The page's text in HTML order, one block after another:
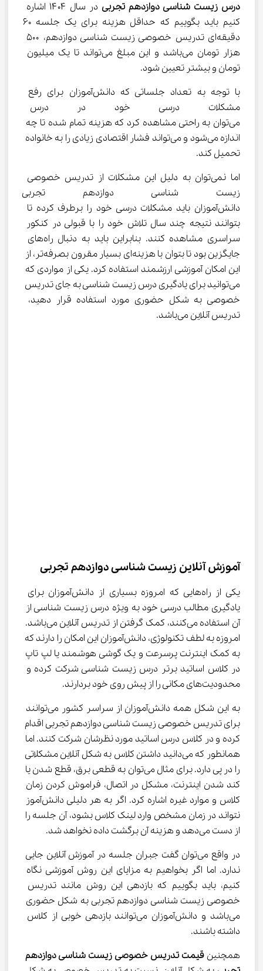
درس زیست شناسی دوازدهم تجربی
در سال ۱۴۰۴ اشاره
دقیقه‌ای تدریس خصوصی زیست شناسی دوازدهم، ۵۰۰
هزار تومان ‌می‌باشد و این مبلغ می‌تواند تا یک میلیون
تومان و بیشتر تعیین شود.
با توجه به تعداد جلساتی که دانش‌آموزان برای رفع
مشکلات درسی خود در درس
می‌توان به راحتی مشاهده کرد که هزینه تمام شده تا چه
اندازه می‌شود و می‌تواند فشار اقتصادی زیادی را به خانواده
تحمیل کند.
اما نمی‌توان به دلیل این مشکلات از تدریس خصوصی
زیست شناسی دوازدهم
دانش‌آموزان باید مشکلات درسی خود را برطرف کرده تا
بتوانند نتیجه چند سال تلاش خود را با قبولی در کنکور
سراسری مشاهده کنند. بنابراین باید به دنبال راه‌های
جایگزین بود تا بتوان با هزینه‌ای بسیار مقرون بصرفه‌تر، از
این امکان آموزشی ارزشمند استفاده کرد. یکی از مواردی که
می‌توانید برای یادگیری درس‌ زیست شناسی به جای تدریس
خصوصی به شکل حضوری مورد استفاده قرار دهید،
تدریس آنلاین می‌باشد.
آموزش آنلاین زیست شناسی دوازدهم تجربی
یکی از راه‌هایی که امروزه بسیاری از دانش‌آموزان برای
یادگیری مطالب درسی خود به ویژه درس زیست شناسی از
آن استفاده می‌کنند، کمک گرفتن از تدریس آنلاین می‌باشد.
امروزه به لطف تکنولوژی، دانش‌آموزان این امکان را دارند که
به کمک اینترنت پرسرعت و یک گوشی هوشمند یا لپ تاپ
در کلاس اساتید برتر درس زیست شناسی شرکت کرده و
محدودیت‌های مکانی را از پیش روی خود بردارند.
به این شکل همه دانش‌آموزان از سراسر کشور می‌توانند
برای تدریس خصوصی زیست شناسی دوازدهم تجربی اقدام
کرده و در کلاس درس اساتید مورد نظرشان شرکت کنند. اما
همانطور که می‌دانید داشتن کلاس به شکل آنلاین مشکلاتی
را در پی دارد. برای مثال می‌توان به قطعی برق، قطع شدن یا
کند شدن اینترنت، مشکل در اتصال، فراموش کردن زمان
کلاس و موارد غیره اشاره کرد. اگر به هر دلیلی دانش‌آموز
نتواند در زمان مشخص وارد لینک کلاس بشود، آن جلسه را
از دست می‌دهد و هزینه آن برگشت داده نخواهد شد.
در واقع می‌توان گفت جبران جلسه در آموزش آنلاین جایی
ندارد. اما اگر بخواهیم به مزایای این روش آموزشی نگاه
کنیم، باید بگوییم که بازدهی این روش مانند تدریس
خصوصی زیست شناسی دوازدهم تجربی به شکل حضوری
می‌باشد و دانش‌آموزان می‌توانند بازدهی خوبی از کلاس
داشته باشند.
همچنین قیمت تدریس خصوصی زیست شناسی دوازدهم